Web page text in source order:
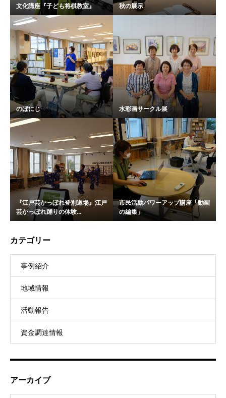
文化講座『子ども将棋教室』 秋の展示
のぼにじ 水彩画サークル展
『江戸芸かっぽれ登別道場』江戸
芸かっぽれ踊りの体験...
市民活動パワーアップ講座「動画
の編集」
カテゴリー
事例紹介
地域情報
活動報告
資金調達情報
アーカイブ